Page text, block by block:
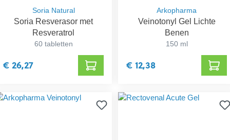
Soria Natural
Soria Resverasor met
Resveratrol
60 tabletten
€ 26,27
Arkopharma
Veinotonyl Gel Lichte
Benen
150 ml
€ 12,38